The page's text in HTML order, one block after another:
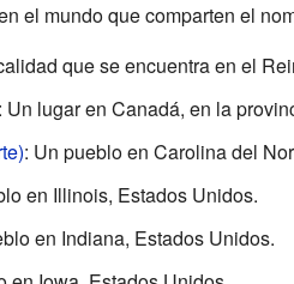
el mundo que comparten el
que se encuentra en el
lugar en Canadá, en la
: Un pueblo en Carolina del
en Illinois, Estados Unidos.
en Indiana, Estados Unidos.